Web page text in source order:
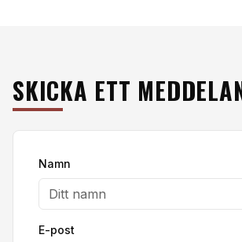
SKICKA ETT
Namn
E-post